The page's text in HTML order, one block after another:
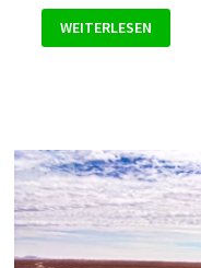
TRAVELBUDDIES
WEITERLESEN